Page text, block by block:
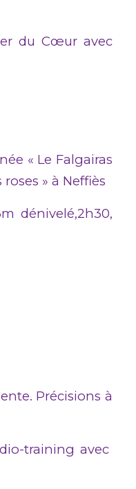
Cœur avec
Le Falgairas
» à Neffiès
dénivelé,2h30,
Précisions à
avec